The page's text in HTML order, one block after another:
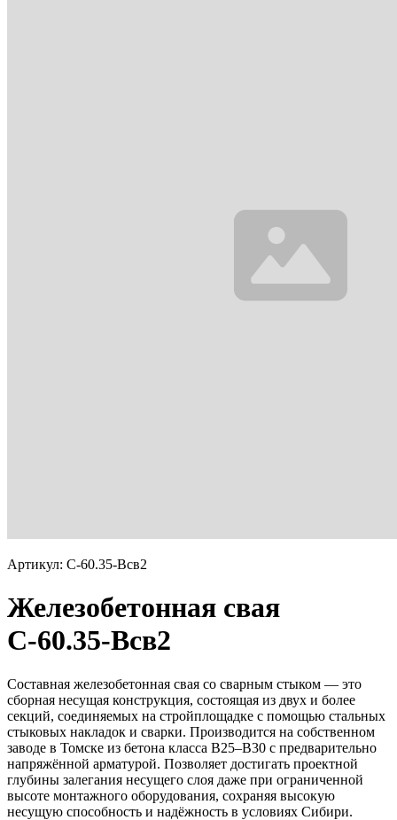
Артикул: С-60.35-Всв2
Железобетонная свая
С-60.35-Всв2
Составная железобетонная свая со сварным стыком — это
сборная несущая конструкция, состоящая из двух и более
секций, соединяемых на стройплощадке с помощью стальных
стыковых накладок и сварки. Производится на собственном
заводе в Томске из бетона класса B25–B30 с предварительно
напряжённой арматурой. Позволяет достигать проектной
глубины залегания несущего слоя даже при ограниченной
высоте монтажного оборудования, сохраняя высокую
несущую способность и надёжность в условиях Сибири.